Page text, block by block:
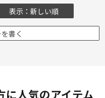
表示：新しい順
書く
に人気のアイテム